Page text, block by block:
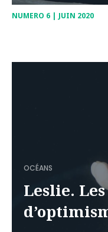
NUMERO 6 | JUIN 2020
OCÉANS
Leslie.